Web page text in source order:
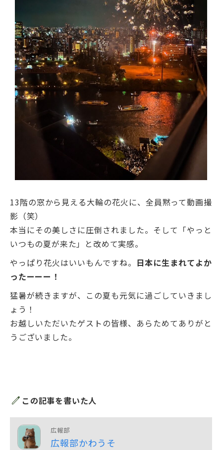
13階の窓から見える大輪の花火に、全員黙って動画撮
影（笑）
本当にその美しさに圧倒されました。そして「やっと
いつもの夏が来た」と改めて実感。
やっぱり花火はいいもんですね。 日本に生まれてよか
ったーーー！
猛暑が続きますが、この夏も元気に過ごしていきまし
ょう！
お越しいただいたゲストの皆様、あらためてありがと
うございました。
edit この記事を書いた人
広報部
広報部かわうそ